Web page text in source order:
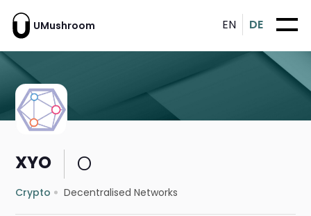
UMushroom EN DE
XYO O
Crypto Decentralised Networks